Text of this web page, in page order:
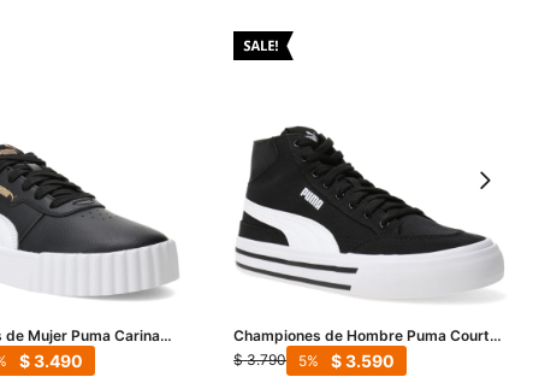
de Mujer Puma Carina
Blanco
$3.490
Championes de Hombre Puma Court
Classic Vulc Mid FS - Negro - Blanco
$ 3.790 $3.590
5